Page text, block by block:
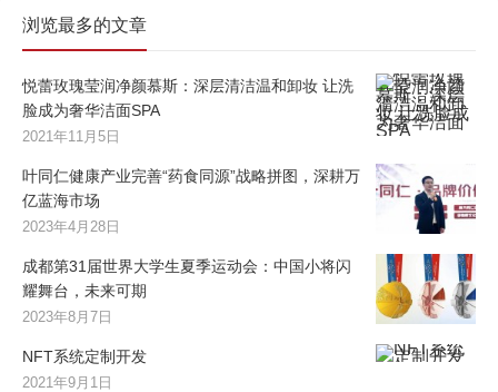
浏览最多的文章
悦蕾玫瑰莹润净颜慕斯：深层清洁温和卸妆 让洗
脸成为奢华洁面SPA
2021年11月5日
叶同仁健康产业完善“药食同源”战略拼图，深耕万
亿蓝海市场
2023年4月28日
成都第31届世界大学生夏季运动会：中国小将闪
耀舞台，未来可期
2023年8月7日
NFT系统定制开发
2021年9月1日